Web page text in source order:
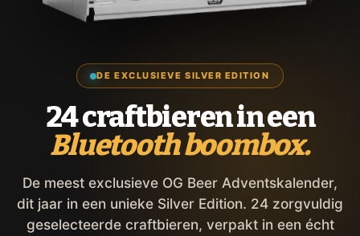
DE EXCLUSIEVE SILVER EDITION
24 craftbieren in een
Bluetooth boombox.
De meest exclusieve OG Beer Adventskalender,
dit jaar in een unieke Silver Edition. 24 zorgvuldig
geselecteerde craftbieren, verpakt in een écht